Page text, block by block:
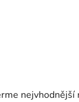
nejvhodnější